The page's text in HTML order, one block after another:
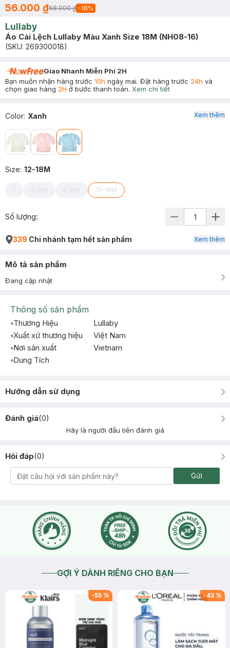
56.000 ₫68.000 ₫ -18%
Lullaby
Áo Cài Lệch Lullaby Màu Xanh Size 18M (NH08-16)
(SKU: 269300018)
Giao Nhanh Miễn Phí 2H
Bạn muốn nhận hàng trước 10h ngày mai. Đặt hàng trước 24h và
chọn giao hàng 2H ở bước thanh toán. Xem chi tiết
Color: Xanh
Size: 12-18M
3-6M 6-9M 12-18M
Xem thêm
Số lượng:
339 Chi nhánh tạm hết sản phẩm Xem thêm
Mô tả sản phẩm
Đang cập nhật
Thông số sản phẩm
Thương Hiệu
Lullaby
Xuất xứ thương hiệu
Việt Nam
Nơi sản xuất
Vietnam
Dung Tích
Hướng dẫn sử dụng
Đánh giá(0)
Hãy là người đầu tiên đánh giá
Hỏi đáp(0)
Gửi
GỢI Ý DÀNH RIÊNG CHO BẠN
-55 % -43 %